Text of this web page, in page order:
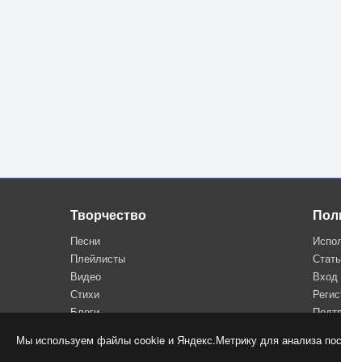
Мы используем файлы cookie и Яндекс.Метрику для анализа
Творчество
Песни
Плейлисты
Видео
Стихи
Блоги
Вход